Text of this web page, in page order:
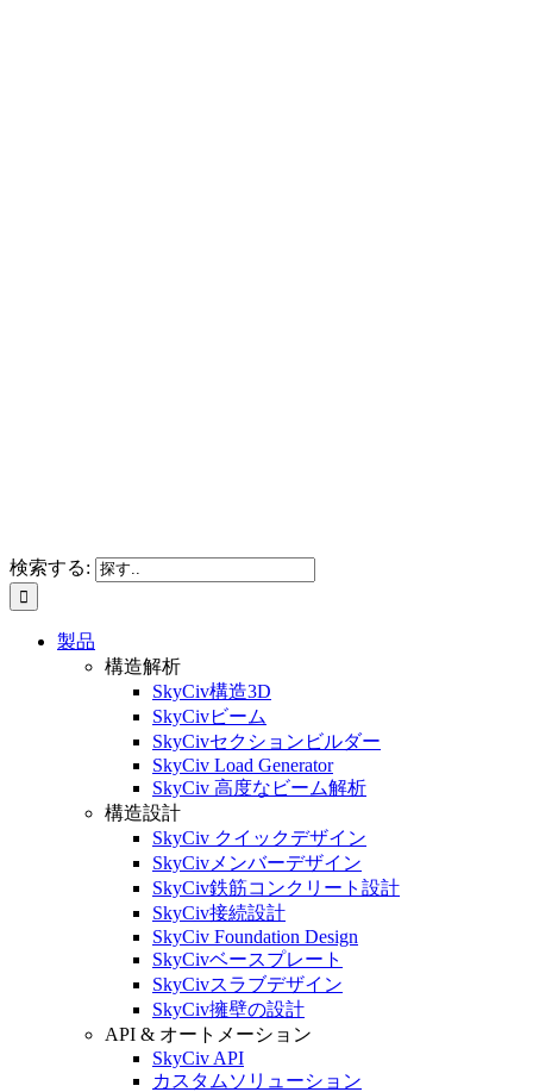
検索する:
製品
構造解析
SkyCiv構造3D
SkyCivビーム
SkyCivセクションビルダー
SkyCiv Load Generator
SkyCiv 高度なビーム解析
構造設計
SkyCiv クイックデザイン
SkyCivメンバーデザイン
SkyCiv鉄筋コンクリート設計
SkyCiv接続設計
SkyCiv Foundation Design
SkyCivベースプレート
SkyCivスラブデザイン
SkyCiv擁壁の設計
API & オートメーション
SkyCiv API
カスタムソリューション